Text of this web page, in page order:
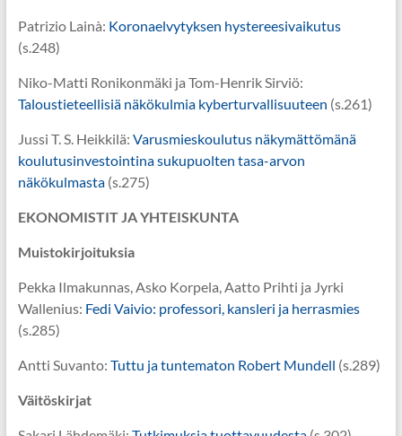
Patrizio Lainà: Koronaelvytyksen hystereesivaikutus
(s.248)
Niko-Matti Ronikonmäki ja Tom-Henrik Sirviö:
Taloustieteellisiä näkökulmia kyberturvallisuuteen (s.261)
Jussi T. S. Heikkilä: Varusmieskoulutus näkymättömänä
koulutusinvestointina sukupuolten tasa-arvon
näkökulmasta(s.275)
EKONOMISTIT JA YHTEISKUNTA
Muistokirjoituksia
Pekka Ilmakunnas, Asko Korpela, Aatto Prihti ja Jyrki
Wallenius: Fedi Vaivio: professori, kansleri ja herrasmies
(s.285)
Antti Suvanto: Tuttu ja tuntematon Robert Mundell (s.289)
Väitöskirjat